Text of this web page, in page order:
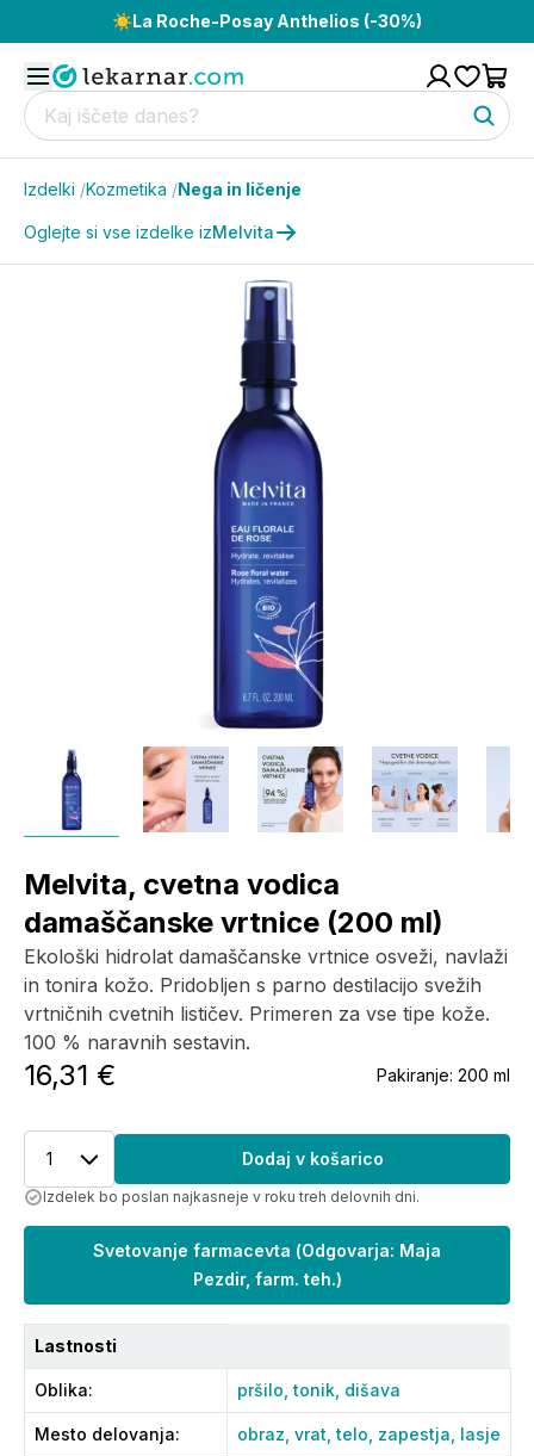
☀️La Roche-Posay Anthelios (-30%)
Izdelki /Kozmetika /Nega in ličenje
Oglejte si vse izdelke izMelvita
Melvita, cvetna vodica
damaščanske vrtnice (200 ml)
Ekološki hidrolat damaščanske vrtnice osveži, navlaži
in tonira kožo. Pridobljen s parno destilacijo svežih
vrtničnih cvetnih lističev. Primeren za vse tipe kože.
100 % naravnih sestavin.
16,31 € Pakiranje: 200 ml
1 Dodaj v košarico
Izdelek bo poslan najkasneje v roku treh delovnih dni.
Svetovanje farmacevta (Odgovarja: Maja
Pezdir, farm. teh.)
Lastnosti
Oblika: pršilo,tonik, dišava
Mesto delovanja: obraz, vrat,telo, zapestja, lasje